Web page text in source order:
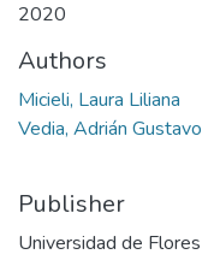
2020
Authors
Micieli, Laura Liliana
Vedia, Adrián Gustavo
Publisher
Universidad de Flores